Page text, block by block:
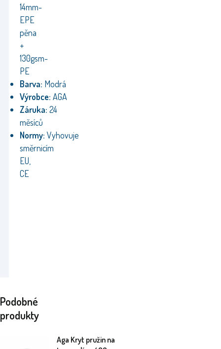
14mm-
EPE
pěna
+
130gsm-
PE
Barva: Modrá
Výrobce: AGA
Záruka: 24
měsíců
Normy: Vyhovuje
směrnicím
EU,
CE
Podobné
produkty
Aga Kryt pružin na